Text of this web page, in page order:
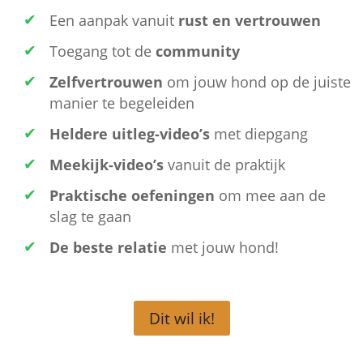
Een aanpak vanuit rust en vertrouwen
Toegang tot decommunity
Zelfvertrouwen om jouw hond op de juiste
manier te begeleiden
Heldere uitleg-video’s met diepgang
Meekijk-video’s vanuit de praktijk
Praktische oefeningen om mee aan de
slag te gaan
De beste relatie met jouw hond!
Dit wil ik!